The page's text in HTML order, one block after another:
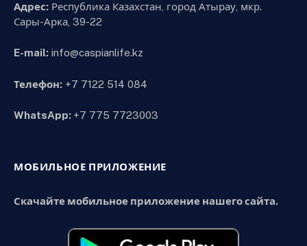
Адрес: Республика Казахстан, город Атырау, мкр.
Сары-Арка, 39-22
E-mail: info@caspianlife.kz
Телефон: +7 7122 514 084
WhatsApp: +7 775 7723003
МОБИЛЬНОЕ ПРИЛОЖЕНИЕ
Скачайте мобильное приложение нашего сайта.